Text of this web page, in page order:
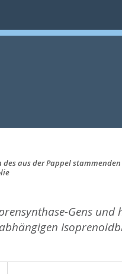
aus der Pappel
Gens